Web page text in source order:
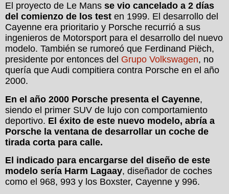
El proyecto de Le Mans se vio cancelado a 2 días
del comienzo de los test en 1999. El desarrollo del
Cayenne era prioritario y Porsche recurrió a sus
ingenieros de Motorsport para el desarrollo del nuevo
modelo. También se rumoreó que Ferdinand Piëch,
presidente por entonces del Grupo Volkswagen, no
quería que Audi compitiera contra Porsche en el año
2000.
En el año 2000 Porsche presenta el Cayenne,
siendo el primer SUV de lujo con comportamiento
deportivo. El éxito de este nuevo modelo, abría a
Porsche la ventana de desarrollar un coche de
tirada corta para calle.
El indicado para encargarse del diseño de este
modelo sería Harm Lagaay, diseñador de coches
como el 968, 993 y los Boxster, Cayenne y 996.